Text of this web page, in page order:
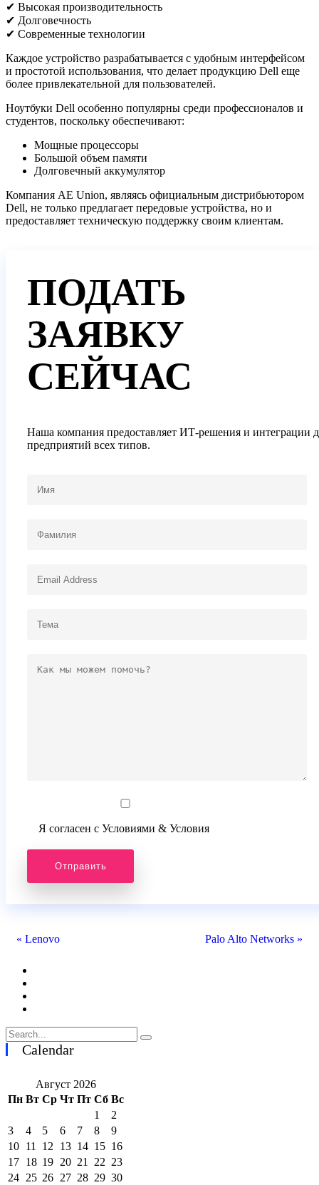
✔ Высокая производительность
✔ Долговечность
✔ Современные технологии
Каждое устройство разрабатывается с удобным интерфейсом
и простотой использования, что делает продукцию Dell еще
более привлекательной для пользователей.
Ноутбуки Dell особенно популярны среди профессионалов и
студентов, поскольку обеспечивают:
Мощные процессоры
Большой объем памяти
Долговечный аккумулятор
Компания AE Union, являясь официальным дистрибьютором
Dell, не только предлагает передовые устройства, но и
предоставляет техническую поддержку своим клиентам.
ПОДАТЬ
ЗАЯВКУ
СЕЙЧАС
Наша компания предоставляет ИТ-решения и интеграции
предприятий всех типов.
Я согласен с Условиями & Условия
« Lenovo Palo Alto Networks »
Calendar
Август 2026
Пн Вт Ср Чт Пт Сб Вс
1
2
3
4 5 6 7 8
9
10 11 12 13 14 15 16
17 18 19 20 21 22 23
24 25 26 27 28 29 30